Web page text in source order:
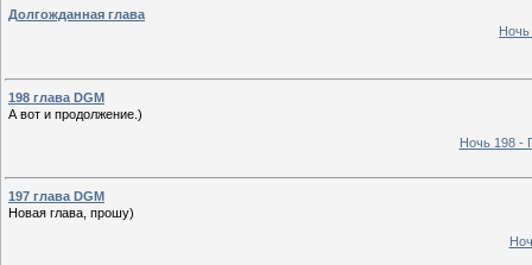
Долгожданная глава
198 глава DGM
А вот и продолжение.)
Ночь 198 -
197 глава DGM
Новая глава, прошу)